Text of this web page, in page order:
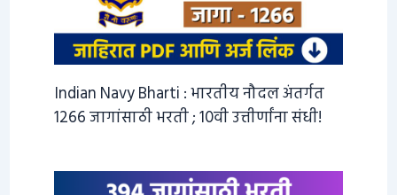
Indian Navy Bharti : भारतीय नौदल अंतर्गत
1266 जागांसाठी भरती ; 10वी उत्तीर्णांना संधी!